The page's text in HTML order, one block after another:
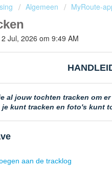
Algemeen MyRoute-
Jul, 2026 om 9:49 AM
al jouw tochten tracken om
kunt tracken en foto's kunt
aan de tracklog